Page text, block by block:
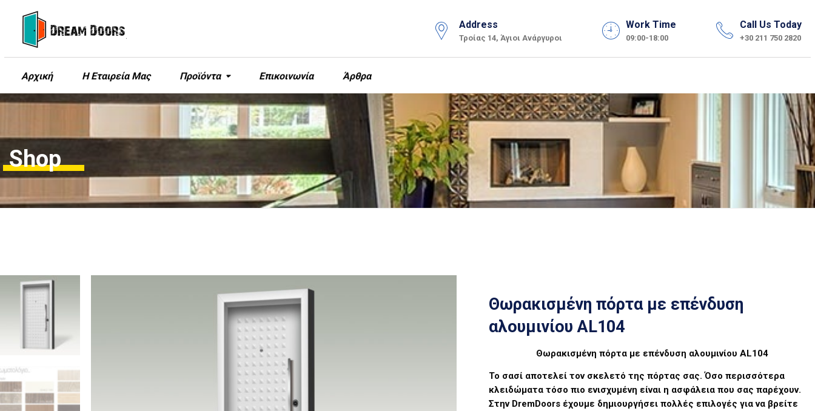
Address
Τροίας 14, Άγιοι Ανάργυροι
Work Time
09:00-18:00
Call Us Today
+30 211 750 2820
Αρχική Η Εταιρεία Μας Προϊόντα Επικοινωνία Άρθρα
Shop
Θωρακισμένη πόρτα με επένδυση
αλουμινίου AL104
Θωρακισμένη πόρτα με επένδυση αλουμινίου AL104
Το σασί αποτελεί τον σκελετό της πόρτας σας. Όσο περισσότερα
κλειδώματα τόσο πιο ενισχυμένη είναι η ασφάλεια που σας παρέχουν.
Στην DremDoors έχουμε δημιουργήσει πολλές επιλογές για να βρείτε